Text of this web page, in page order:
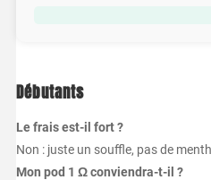
Débutants
Le frais est-il fort ?
Non : juste un souffle, pas de
Mon pod 1 Ω conviendra-t-il ?